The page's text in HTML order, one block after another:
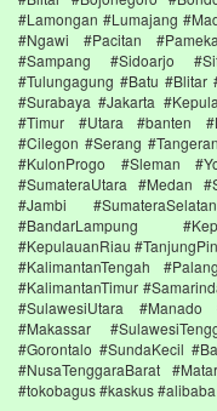
#Lamongan #Lumajang
#Ngawi #Pacitan
#Sampang #Sidoarjo
#Tulungagung #Batu #Blitar
#Surabaya #Jakarta
#Timur #Utara #banten
#Cilegon #Serang
#KulonProgo #Sleman
#SumateraUtara #Medan
#Jambi
#BandarLampung
#KepulauanRiau
#KalimantanTengah
#KalimantanTimur
#SulawesiUtara #Manado
#Makassar
#Gorontalo #SundaKecil
#NusaTenggaraBarat
#tokobagus #kaskus